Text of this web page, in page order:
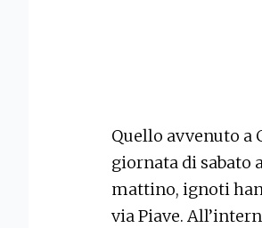
Quello avvenuto a
giornata di sabato
mattino, ignoti
via Piave.